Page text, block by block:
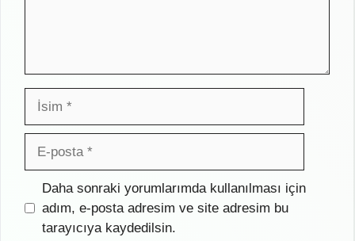
İsim
posta
İnternet
sitesi
Daha sonraki yorumlarımda kullanılması için
adım, e-posta adresim ve site adresim bu
tarayıcıya kaydedilsin.